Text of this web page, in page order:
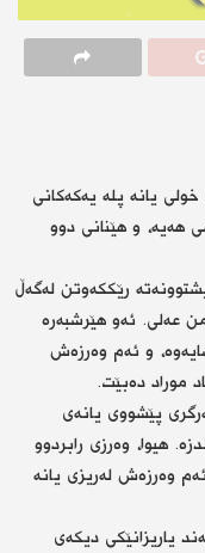
یانە پلە یەكەكانی
هەیە، و هێنانی دوو
رێككەوتن لەگەڵ
عەلی. ئەو هێرشبەرە
و ئەم وەرزەش
موراد دەبێت.
پێشووی یانەی
هیوا، وەرزی رابردوو
وەرزەش لەریزی یانە
یاریزانێكی دیكەی